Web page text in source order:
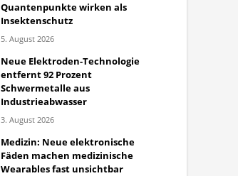
Quantenpunkte wirken als
Insektenschutz
5. August 2026
Neue Elektroden-Technologie
entfernt 92 Prozent
Schwermetalle aus
Industrieabwasser
3. August 2026
Medizin: Neue elektronische
Fäden machen medizinische
Wearables fast unsichtbar